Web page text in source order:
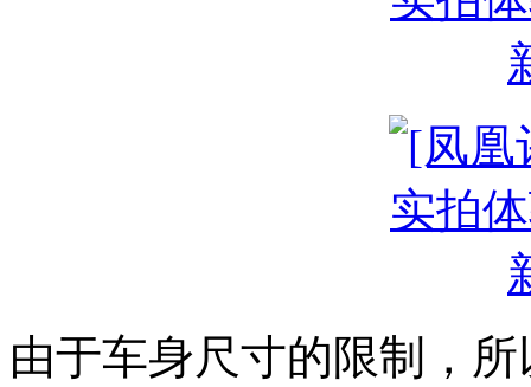
由于车身尺寸的限制，